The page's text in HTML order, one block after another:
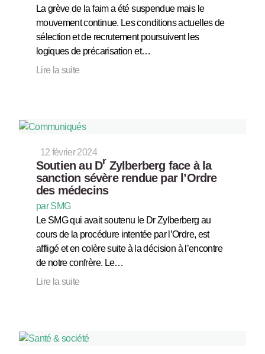
La grève de la faim a été suspendue mais le
mouvement continue. Les conditions actuelles de
sélection et de recrutement poursuivent les
logiques de précarisation et…
Lire la suite
12 février 2024
Soutien au Dr Zylberberg face à la
sanction sévère rendue par l’Ordre
des médecins
par SMG
Le SMG qui avait soutenu le Dr Zylberberg au
cours de la procédure intentée par l’Ordre, est
affligé et en colère suite à la décision à l’encontre
de notre confrère. Le…
Lire la suite